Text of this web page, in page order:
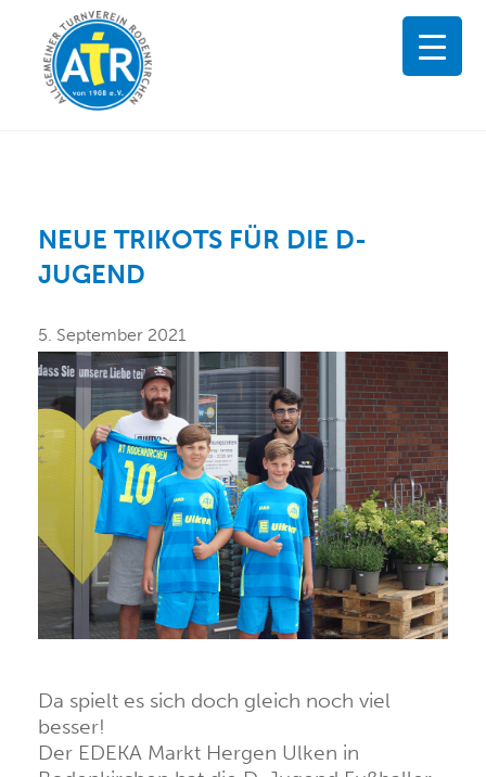
NEUE TRIKOTS FÜR DIE D-
JUGEND
5. September 2021
Da spielt es sich doch gleich noch viel
besser!
Der EDEKA Markt Hergen Ulken in